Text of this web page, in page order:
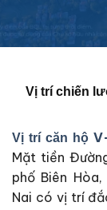
Vị trí chiến
Vị trí căn hộ
Mặt tiền
phố Biên
Nai có vị trí